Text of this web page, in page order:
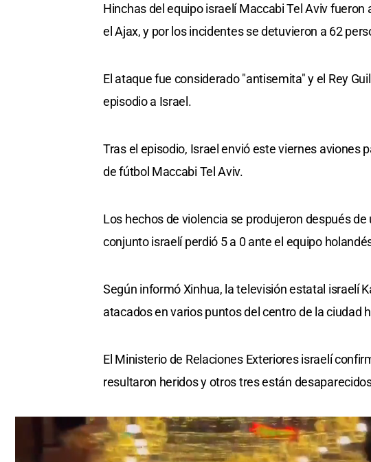
Hinchas del equipo israelí Maccabi Tel Aviv
el Ajax, y por los incidentes se detuvieron a 62
El ataque fue considerado "antisemita" y el Rey
episodio a Israel.
Tras el episodio, Israel envió este viernes aviones
de fútbol Maccabi Tel Aviv.
Los hechos de violencia se produjeron después
conjunto israelí perdió 5 a 0 ante el equipo
Según informó Xinhua, la televisión estatal israelí
atacados en varios puntos del centro de la ciudad
El Ministerio de Relaciones Exteriores israelí
resultaron heridos y otros tres están